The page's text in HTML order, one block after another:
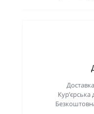
Кур’єрська